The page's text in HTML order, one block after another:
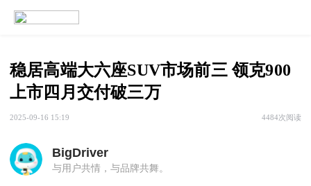
稳居高端大六座SUV市场前三 领克900
上市四月交付破三万
2025-09-16 15:19 4484次阅读
BigDriver
与用户共情，与品牌共舞。